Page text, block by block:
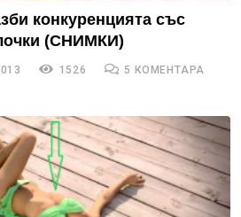
конкуренцията със
(СНИМКИ)
1526 5 КОМЕНТАРА